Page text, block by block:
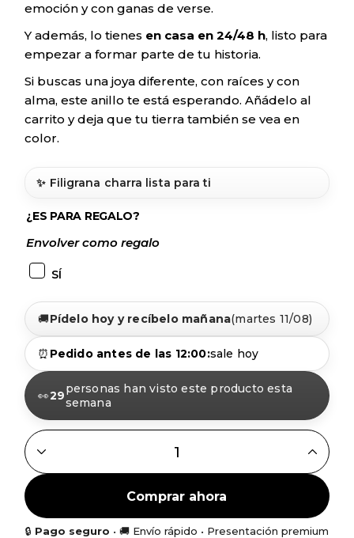
emoción y con ganas de verse.
Y además, lo tienes en casa en 24/48 h, listo para
empezar a formar parte de tu historia.
Si buscas una joya diferente, con raíces y con
alma, este anillo te está esperando. Añádelo al
carrito y deja que tu tierra también se vea en
color.
✨ Filigrana charra lista para ti
¿ES PARA REGALO?
Envolver como regalo
SÍ
🚚Pídelo hoy y recíbelo mañana(martes 11/08)
⏰ Pedido antes de las 12:00:sale hoy
👀29personas han visto este producto esta
semana
ANILLO CHARRO DORADO EDICIÓN MULTICOLOR
Comprar ahora
🔒 Pago seguro • 🚚 Envío rápido • Presentación premium